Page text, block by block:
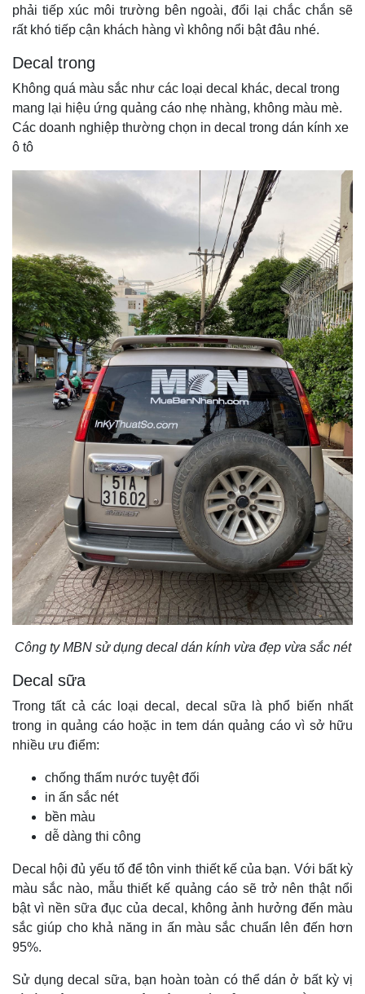
phải tiếp xúc môi trường bên ngoài, đổi lại chắc chắn sẽ
rất khó tiếp cận khách hàng vì không nổi bật đâu nhé.
Decal trong
Không quá màu sắc như các loại decal khác, decal trong
mang lại hiệu ứng quảng cáo nhẹ nhàng, không màu mè.
Các doanh nghiệp thường chọn in decal trong dán kính xe
ô tô
Công ty MBN sử dụng decal dán kính vừa đẹp vừa sắc nét
Decal sữa
Trong tất cả các loại decal, decal sữa là phổ biến nhất
trong in quảng cáo hoặc in tem dán quảng cáo vì sở hữu
nhiều ưu điểm:
chống thấm nước tuyệt đối
in ấn sắc nét
bền màu
dễ dàng thi công
Decal hội đủ yếu tố để tôn vinh thiết kế của bạn. Với bất kỳ
màu sắc nào, mẫu thiết kế quảng cáo sẽ trở nên thật nổi
bật vì nền sữa đục của decal, không ảnh hưởng đến màu
sắc giúp cho khả năng in ấn màu sắc chuẩn lên đến hơn
95%.
Sử dụng decal sữa, bạn hoàn toàn có thể dán ở bất kỳ vị